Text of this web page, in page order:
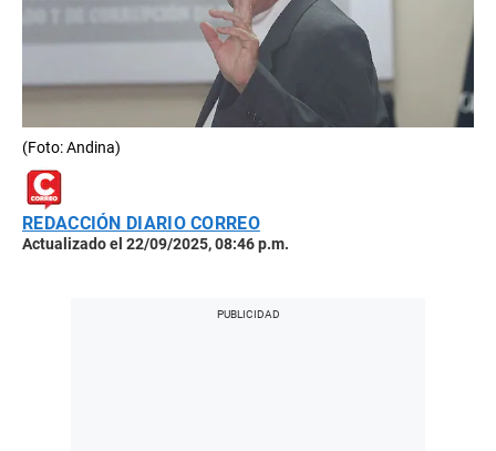
(Foto: Andina)
REDACCIÓN DIARIO CORREO
Actualizado el 22/09/2025, 08:46 p.m.